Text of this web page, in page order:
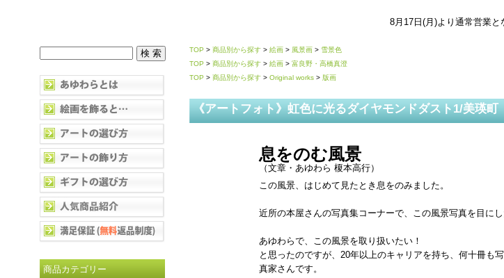
8月17日(月)より通常営業と
TOP > 商品別から探す > 絵画 > 風景画 > 雪景色
TOP > 商品別から探す > 絵画 > 富良野・高橋真澄
TOP > 商品別から探す > Original works > 版画
《アートフォト》虹色に光るダイヤモンドダスト1/美瑛
息をのむ風景
（文章・あゆわら 榎本高行）
この風景、はじめて見たとき息をのみました。
近所の本屋さんの写真集コーナーで、この風景写真を目にし
あゆわらで、この風景を取り扱いたい！
と思ったのですが、20年以上のキャリアを持ち、何十冊も
真家さんです。
商品カテゴリー